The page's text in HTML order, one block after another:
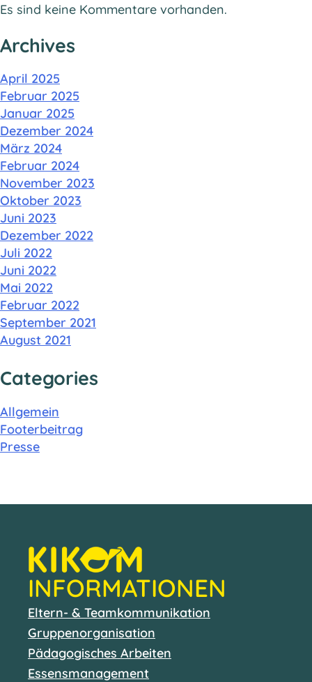
Es sind keine Kommentare vorhanden.
Archives
April 2025
Februar 2025
Januar 2025
Dezember 2024
März 2024
Februar 2024
November 2023
Oktober 2023
Juni 2023
Dezember 2022
Juli 2022
Juni 2022
Mai 2022
Februar 2022
September 2021
August 2021
Categories
Allgemein
Footerbeitrag
Presse
INFORMATIONEN
Eltern- & Teamkommunikation
Gruppenorganisation
Pädagogisches Arbeiten
Essensmanagement